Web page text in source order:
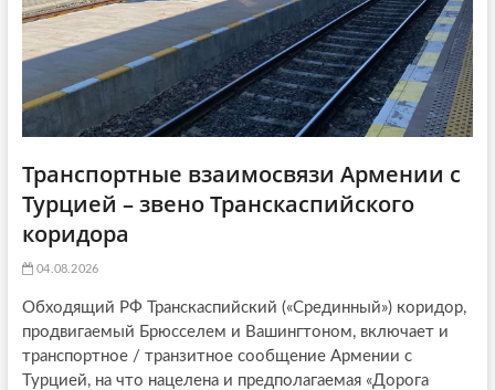
Транспортные взаимосвязи Армении с
Турцией – звено Транскаспийского
коридора
04.08.2026
Обходящий РФ Транскаспийский («Срединный») коридор,
продвигаемый Брюсселем и Вашингтоном, включает и
транспортное / транзитное сообщение Армении с
Турцией, на что нацелена и предполагаемая «Дорога